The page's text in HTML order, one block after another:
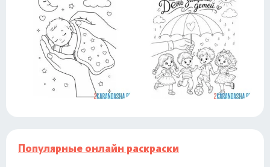
Популярные онлайн раскраски